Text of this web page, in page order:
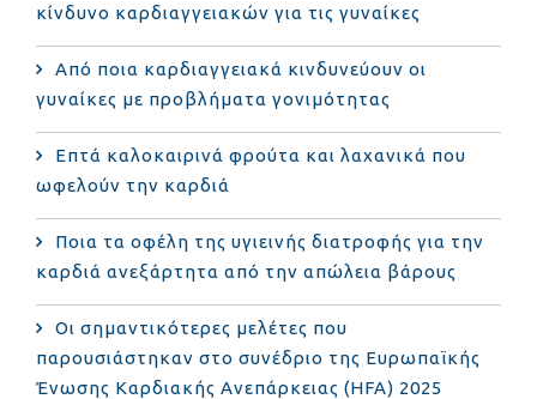
κίνδυνο καρδιαγγειακών για τις γυναίκες
Από ποια καρδιαγγειακά κινδυνεύουν οι
γυναίκες με προβλήματα γονιμότητας
Επτά καλοκαιρινά φρούτα και λαχανικά που
ωφελούν την καρδιά
Ποια τα οφέλη της υγιεινής διατροφής για την
καρδιά ανεξάρτητα από την απώλεια βάρους
Οι σημαντικότερες μελέτες που
παρουσιάστηκαν στο συνέδριο της Ευρωπαϊκής
Ένωσης Καρδιακής Ανεπάρκειας (HFA) 2025